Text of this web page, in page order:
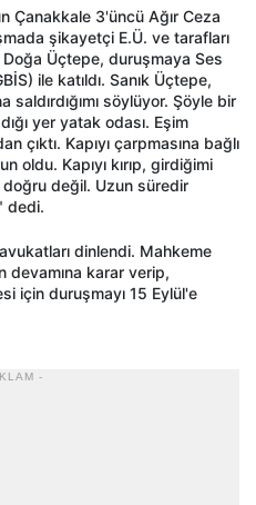
Çanakkale 3'üncü Ağır Ceza
şikayetçi E.Ü. ve tarafları
Doğa Üçtepe, duruşmaya Ses
ile katıldı. Sanık Üçtepe,
saldırdığımı söylüyor. Şöyle bir
yer yatak odası. Eşim
çıktı. Kapıyı çarpmasına bağlı
oldu. Kapıyı kırıp, girdiğimi
doğru değil. Uzun süredir
dedi.
dinlendi. Mahkeme
devamına karar verip,
için duruşmayı 15 Eylül'e
-